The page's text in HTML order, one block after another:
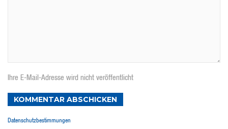
Ihre E-Mail-Adresse wird nicht veröffentlicht
KOMMENTAR ABSCHICKEN
Datenschutzbestimmungen